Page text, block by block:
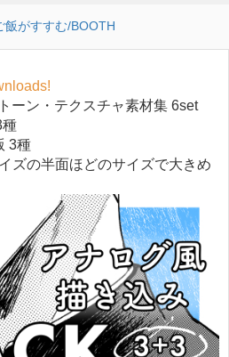
飯がすすむ/BOOTH
ーン・テクスチャ素材集 6set
種
3種
ズの半面ほどのサイズで大きめ